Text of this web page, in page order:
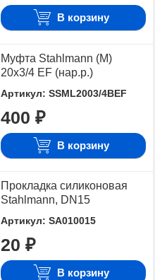
В корзину
Муфта Stahlmann (M)
20х3/4 EF (нар.р.)
Артикул: SSML2003/4BEF
400 ₽
В корзину
Прокладка силиконовая
Stahlmann, DN15
Артикул: SA010015
20 ₽
В корзину